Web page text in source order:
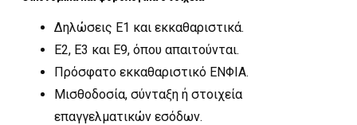
Δηλώσεις Ε1 και εκκαθαριστικά.
Ε2, Ε3 και Ε9, όπου απαιτούνται.
Πρόσφατο εκκαθαριστικό ΕΝΦΙΑ.
Μισθοδοσία, σύνταξη ή στοιχεία
επαγγελματικών εσόδων.